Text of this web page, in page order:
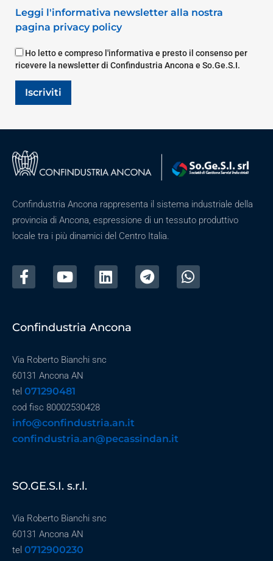
Leggi l'informativa newsletter alla nostra
pagina privacy policy
Ho letto e compreso l'informativa e presto il consenso per
ricevere la newsletter di Confindustria Ancona e So.Ge.S.I.
Iscriviti
Confindustria Ancona rappresenta il sistema industriale della
provincia di Ancona, espressione di un tessuto produttivo
locale tra i più dinamici del Centro Italia.
Confindustria Ancona
Via Roberto Bianchi snc
60131 Ancona AN
tel 071290481
cod fisc 80002530428
info@confindustria.an.it
confindustria.an@pecassindan.it
SO.GE.S.I. s.r.l.
Via Roberto Bianchi snc
60131 Ancona AN
tel 0712900230